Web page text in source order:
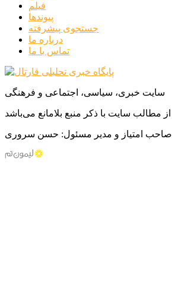
فیلم
پیوندها
جستجوی پیشرفته
درباره ما
تماس با ما
سایت خبری، سیاسی، اجتماعی و فرهنگی
صاحب امتیاز و مدیر مسئول: حسن سروری